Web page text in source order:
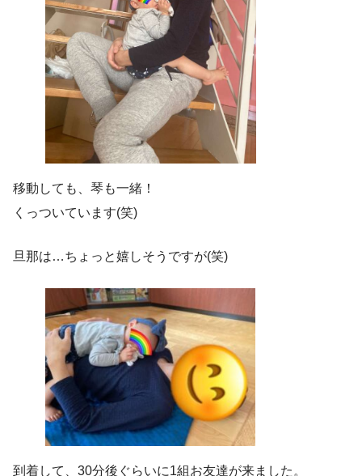
移動しても、琴も一緒！
くっついています(笑)
旦那は…ちょっと嬉しそうですが(笑)
到着して、30分後ぐらいに1組お友達が来ました。